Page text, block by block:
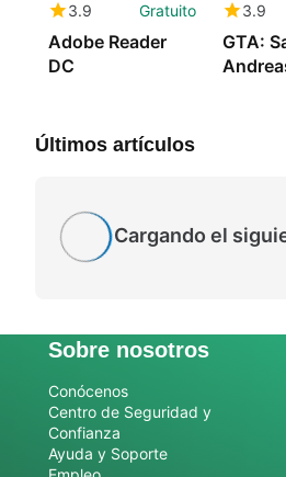
3.9 Gratuito
Adobe Reader
DC
3.9
GTA:
Últimos artículos
Cargando el
Sobre nosotros
Conócenos
Centro de Seguridad y
Confianza
Ayuda y Soporte